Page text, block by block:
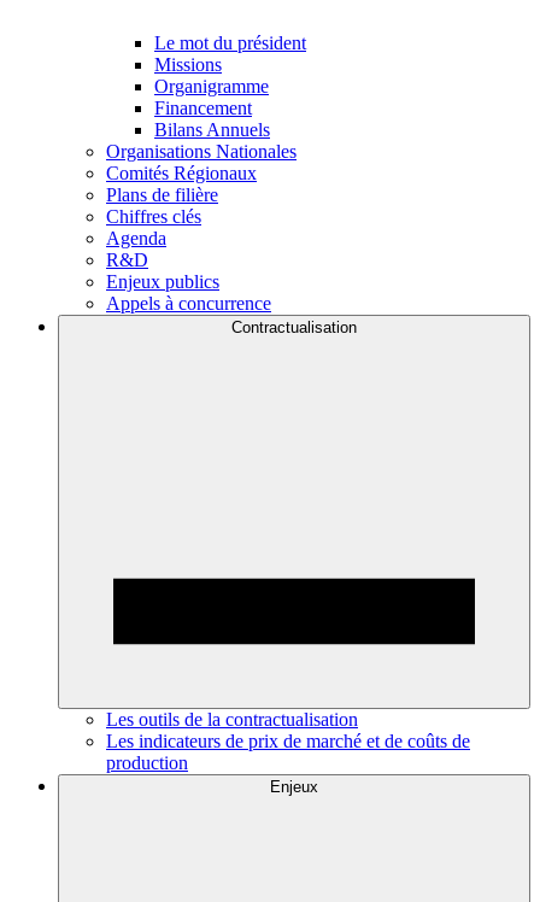
Le mot du président
Missions
Organigramme
Financement
Bilans Annuels
Organisations Nationales
Comités Régionaux
Plans de filière
Chiffres clés
Agenda
R&D
Enjeux publics
Appels à concurrence
Contractualisation
Les outils de la contractualisation
Les indicateurs de prix de marché et de coûts de
production
Enjeux